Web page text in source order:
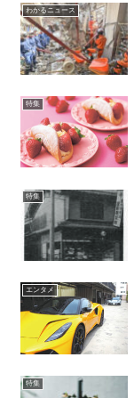
わかるニュース
特集
特集
エンタメ
特集